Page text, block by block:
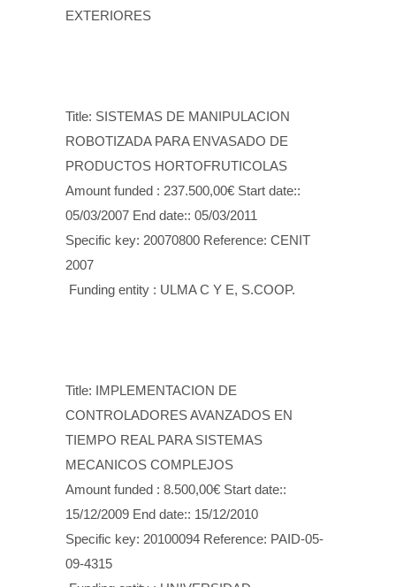
EXTERIORES
Title: SISTEMAS DE MANIPULACION
ROBOTIZADA PARA ENVASADO DE
PRODUCTOS HORTOFRUTICOLAS
Amount funded : 237.500,00€ Start date::
05/03/2007 End date:: 05/03/2011
Specific key: 20070800 Reference: CENIT
2007
Funding entity : ULMA C Y E, S.COOP.
Title: IMPLEMENTACION DE
CONTROLADORES AVANZADOS EN
TIEMPO REAL PARA SISTEMAS
MECANICOS COMPLEJOS
Amount funded : 8.500,00€ Start date::
15/12/2009 End date:: 15/12/2010
Specific key: 20100094 Reference: PAID-05-
09-4315